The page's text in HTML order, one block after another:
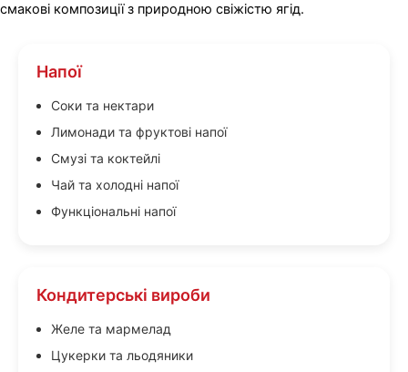
смакові композиції з природною свіжістю ягід.
Напої
Соки та нектари
Лимонади та фруктові напої
Смузі та коктейлі
Чай та холодні напої
Функціональні напої
Кондитерські вироби
Желе та мармелад
Цукерки та льодяники